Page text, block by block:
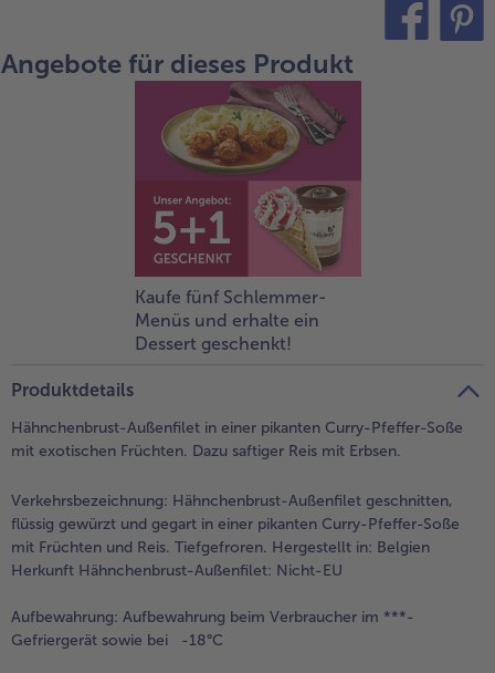
alle Kuchen & Torten
Süßspeisen
alle Süßspeisen
Obst
alle Obst
Wein & Spirituosen
Küchenutensilien
alle Küchenutensilien
alle bofrost*free
bofrost*high Protein
alle bofrost*high Protein
bofrost*plus.
alle bofrost*plus.
Weiterempfehlen &
Angebote für dieses Produkt
Kaufe fünf Schlemmer-
Menüs und erhalte ein
Dessert geschenkt!
Produktdetails
Hähnchenbrust-Außenfilet in einer pikanten Curry-Pfeffer-Soße
mit exotischen Früchten. Dazu saftiger Reis mit Erbsen.
Verkehrsbezeichnung: Hähnchenbrust-Außenfilet geschnitten,
flüssig gewürzt und gegart in einer pikanten Curry-Pfeffer-Soße
mit Früchten und Reis. Tiefgefroren. Hergestellt in: Belgien
Herkunft Hähnchenbrust-Außenfilet: Nicht-EU
Aufbewahrung: Aufbewahrung beim Verbraucher im ***-
Gefriergerät sowie bei -18°C